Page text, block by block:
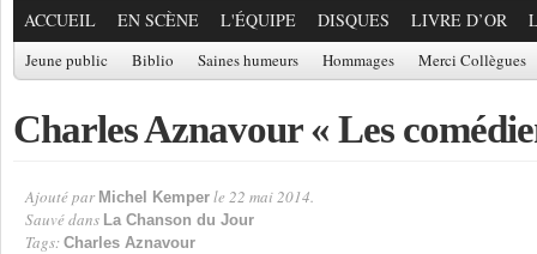
ACCUEIL EN SCÈNE L'ÉQUIPE DISQUES LIVRE D’OR
Jeune public Biblio Saines humeurs Hommages Merci Collègues
Charles Aznavour « Les
Ajouté par Michel Kemper le 22 mai 2014.
Sauvé dans La Chanson du Jour
Tags: Charles Aznavour